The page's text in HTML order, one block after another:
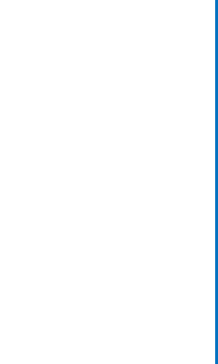
のみ平成24年2月1日現
廃止。また、衣服は繊維
ます。
保険給付件数のその他欄
した分のみ。 平成21年
付、...
を参照しています。 数値